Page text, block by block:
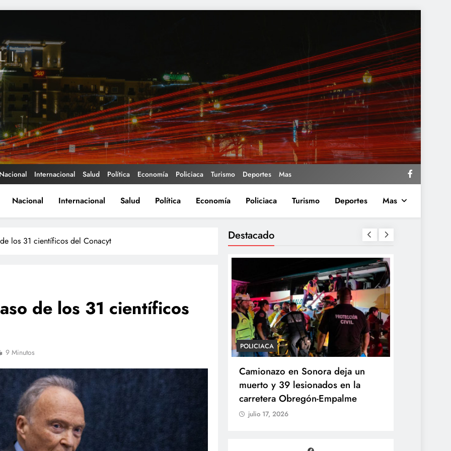
Nacional Internacional Salud Política Economía Policiaca Turismo Deportes Mas
Nacional Internacional Salud Política Economía Policiaca Turismo Deportes Mas
los 31 científicos del Conacyt
de los 31 científicos
9 Minutos
Destacado
Propuesta para la regulación de
redes sociales estará lista a finales
de agosto: Sheinbaum
julio 17, 2026
POLICIACA
Camionazo en Sonora deja un
muerto y 39 lesionados en la
carretera Obregón-Empalme
julio 17, 2026